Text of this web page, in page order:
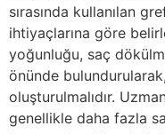
sırasında kullanılan
ihtiyaçlarına göre
yoğunluğu, saç
önünde
oluşturulmalıdır.
genellikle daha fazla